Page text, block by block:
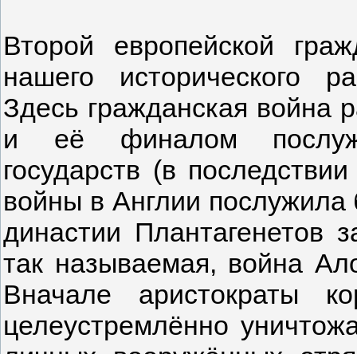
Второй европейской
нашего исторического
Здесь гражданская война
и её финалом
государств (в
войны в Англии послужила
династии Плантагенетов
так называемая, война
Вначале аристократы
целеустремлённо